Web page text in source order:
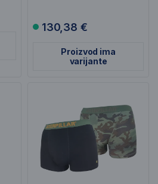
130,38 €
Proizvod ima
varijante